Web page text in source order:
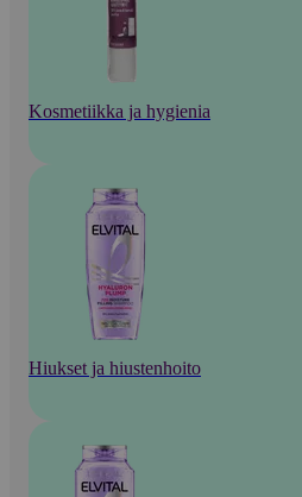
Kosmetiikka ja hygienia
Hiukset ja hiustenhoito